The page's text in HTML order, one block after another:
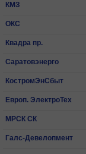
КМЗ
ОКС
Квадра пр.
Саратовэнерго
КостромЭнСбыт
Европ. ЭлектроТех
МРСК СК
Галс-Девелопмент